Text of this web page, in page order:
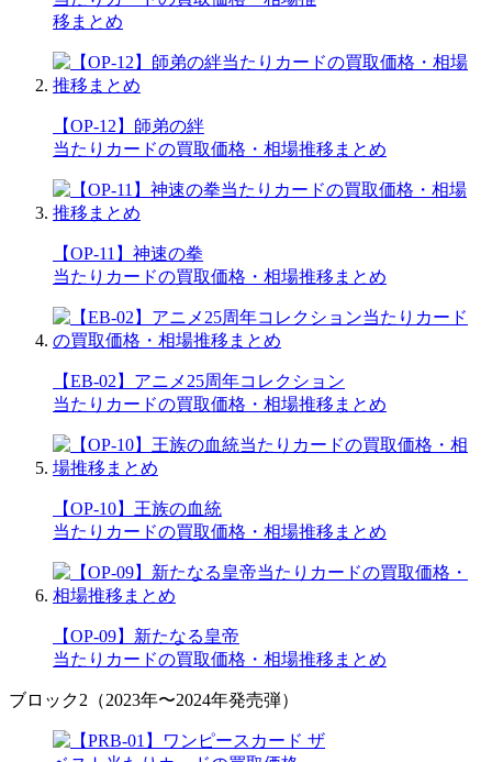
移まとめ
【OP-12】師弟の絆
当たりカードの買取価格・相場推移まとめ
【OP-11】神速の拳
当たりカードの買取価格・相場推移まとめ
【EB-02】アニメ25周年コレクション
当たりカードの買取価格・相場推移まとめ
【OP-10】王族の血統
当たりカードの買取価格・相場推移まとめ
【OP-09】新たなる皇帝
当たりカードの買取価格・相場推移まとめ
ブロック2（2023年〜2024年発売弾）